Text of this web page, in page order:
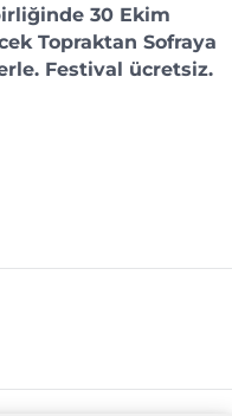
30 Ekim
Topraktan Sofraya
Festival ücretsiz.